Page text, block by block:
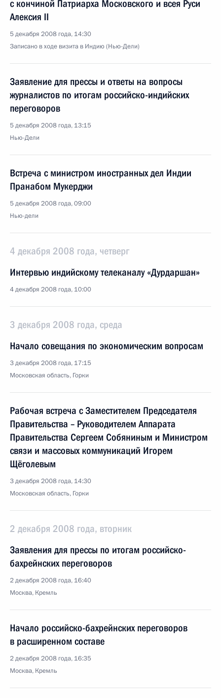
с кончиной Патриарха Московского и всея Руси
Алексия II
5 декабря 2008 года, 14:30
Записано в ходе визита в Индию (Нью-Дели)
Заявление для прессы и ответы на вопросы
журналистов по итогам российско-индийских
переговоров
5 декабря 2008 года, 13:15
Нью-Дели
Встреча с министром иностранных дел Индии
Пранабом Мукерджи
5 декабря 2008 года, 09:00
Нью-дели
4 декабря 2008 года, четверг
Интервью индийскому телеканалу «Дурдаршан»
4 декабря 2008 года, 10:00
3 декабря 2008 года, среда
Начало совещания по экономическим вопросам
3 декабря 2008 года, 17:15
Московская область, Горки
Рабочая встреча с Заместителем Председателя
Правительства – Руководителем Аппарата
Правительства Сергеем Собяниным и Министром
связи и массовых коммуникаций Игорем
Щёголевым
3 декабря 2008 года, 14:30
Московская область, Горки
2 декабря 2008 года, вторник
Заявления для прессы по итогам российско-
бахрейнских переговоров
2 декабря 2008 года, 16:40
Москва, Кремль
Начало российско-бахрейнских переговоров
в расширенном составе
2 декабря 2008 года, 16:35
Москва, Кремль